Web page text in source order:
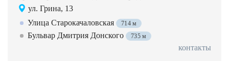
ул. Грина, 13
Улица Старокачаловская
714 м
Бульвар Дмитрия Донского 735 м
контакты